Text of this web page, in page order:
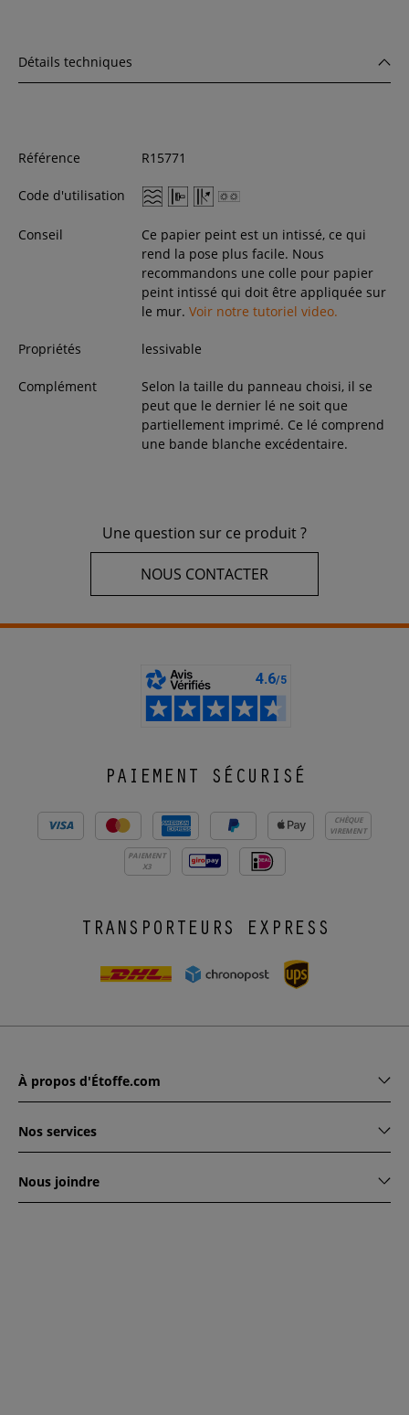
Détails techniques
Référence R15771
Code d'utilisation
Conseil
Ce papier peint est un intissé, ce qui
rend la pose plus facile. Nous
recommandons une colle pour papier
peint intissé qui doit être appliquée sur
le mur. Voir notre tutoriel video.
Propriétés lessivable
Complément
Selon la taille du panneau choisi, il se
peut que le dernier lé ne soit que
partiellement imprimé. Ce lé comprend
une bande blanche excédentaire.
Une question sur ce produit ?
NOUS CONTACTER
PAIEMENT SÉCURISÉ
CHÈQUE
VIREMENT
PAIEMENT
X3
TRANSPORTEURS EXPRESS
À propos d'Étoffe.com
Nos services
Nous joindre